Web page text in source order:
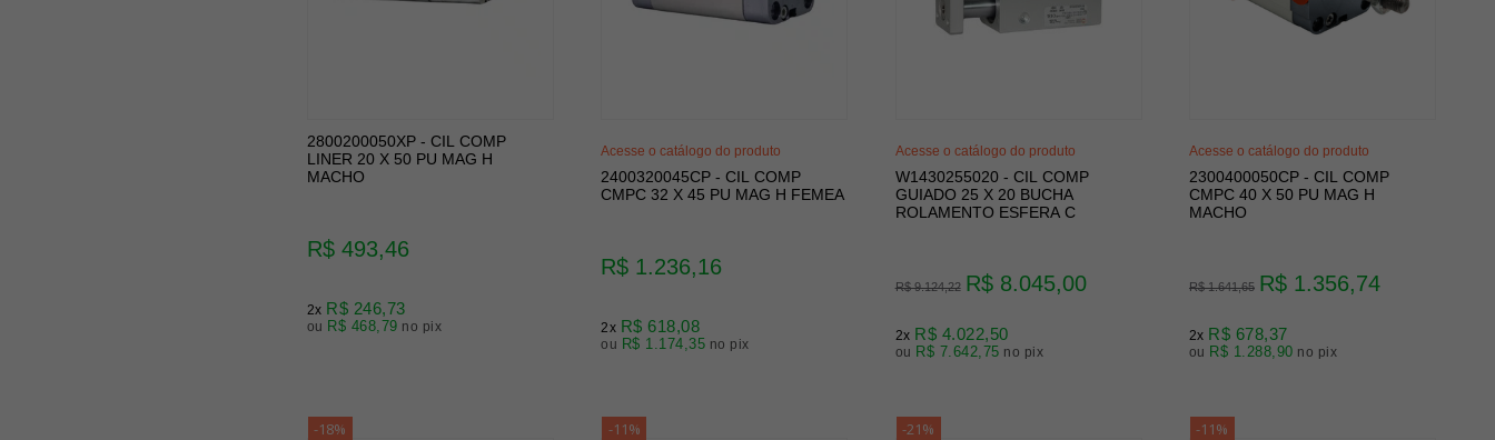
2800200050XP - CIL COMP
LINER 20 X 50 PU MAG H
MACHO
R$ 493,46
2x R$ 246,73
ou R$ 468,79 no pix
Acesse o catálogo do produto
2400320045CP - CIL COMP
CMPC 32 X 45 PU MAG H FEMEA
R$ 1.236,16
2x R$ 618,08
ou R$ 1.174,35 no pix
Acesse o catálogo do produto
W1430255020 - CIL COMP
GUIADO 25 X 20 BUCHA
ROLAMENTO ESFERA C
R$ 9.124,22 R$ 8.045,00
2x R$ 4.022,50
ou R$ 7.642,75 no pix
Acesse o catálogo do produto
2300400050CP - CIL COMP
CMPC 40 X 50 PU MAG H
MACHO
R$ 1.641,65 R$ 1.356,74
2x R$ 678,37
ou R$ 1.288,90 no pix
-18% -11% -21% -11%